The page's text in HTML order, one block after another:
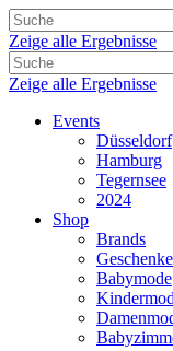
Zeige alle Ergebnisse
Zeige alle Ergebnisse
Events
Düsseldorf
Hamburg
Tegernsee
2024
Shop
Brands
Geschenke
Babymode